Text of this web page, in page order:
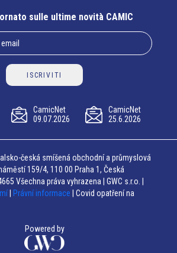
sulle ultime novità CAMIC
ISCRIVITI
CamicNet
09.07.2026
CamicNet
25.6.2026
česká smíšená obchodní a průmyslová
159/4, 110 00 Praha 1, Česká
Všechna práva vyhrazena | GWC s.r.o. |
Právní informace | Covid opatření na
Powered by